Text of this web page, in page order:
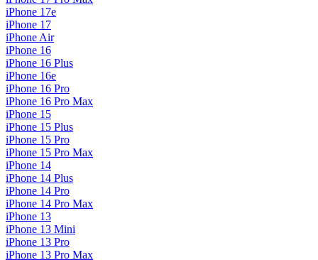
iPhone 17e
iPhone 17
iPhone Air
iPhone 16
iPhone 16 Plus
iPhone 16e
iPhone 16 Pro
iPhone 16 Pro Max
iPhone 15
iPhone 15 Plus
iPhone 15 Pro
iPhone 15 Pro Max
iPhone 14
iPhone 14 Plus
iPhone 14 Pro
iPhone 14 Pro Max
iPhone 13
iPhone 13 Mini
iPhone 13 Pro
iPhone 13 Pro Max